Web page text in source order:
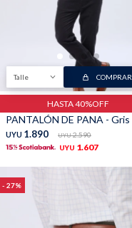
Talle COMPRAR
HASTA 40%OFF
PANTALÓN DE PANA - Gris
UYU 1.890 UYU 2.590
UYU 1.607
27
Camperas
Canguros